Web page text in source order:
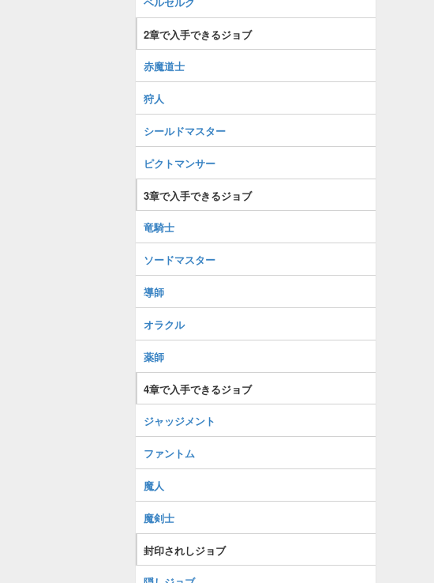
2章で入手できるジョブ
赤魔道士
狩人
シールドマスター
ピクトマンサー
3章で入手できるジョブ
竜騎士
ソードマスター
導師
オラクル
薬師
4章で入手できるジョブ
ジャッジメント
ファントム
魔人
魔剣士
封印されしジョブ